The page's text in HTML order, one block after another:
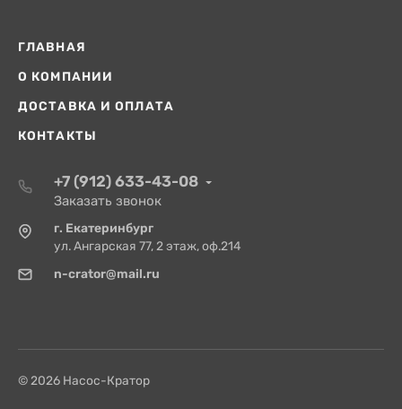
ГЛАВНАЯ
О КОМПАНИИ
ДОСТАВКА И ОПЛАТА
КОНТАКТЫ
+7 (912) 633-43-08
Заказать звонок
г. Екатеринбург
ул. Ангарская 77, 2 этаж, оф.214
n-crator@mail.ru
© 2026 Насос-Кратор